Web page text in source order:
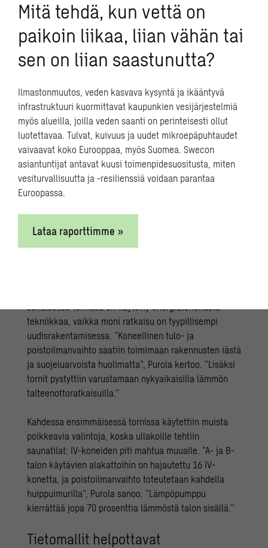
tunnin yöjäähdytyksen tavallisen 90–120 minuutin
sijaan”, Purola kertoo. Asukkaita myös neuvotaan
tekniikan käytössä ja energiasäästöissä.
Olosuhteiden varmistamiseksi LVI-suunnittelijat
asuntojen huonelämpötilat, mikä antoi yleiskuvan talon
lämpötaseesta. ”Lämmitysjärjestelmän viat paljastuvat
nopeasti, kun automaatio ilmoittaa ylläpidolle kulma-
asuntojen jäähtymisestä.”
Kohteen ikä ei estä
energiatehokkaita
JYY julkaisi vuonna 2020 Ilmastokestävyyden tiekartan,
jonka tavoitteena on hiilineutraalius vuoteen 2025
tekniikkaa, vaikka moni ratkaisu on tyypillisempi
uudisrakentamisessa. ”Koneellinen tulo- ja
poistoilmanvaihto saatiin toimimaan rakennusten iästä
ja suojeluarvoista huolimatta”, Purola kertoo. ”Lisäksi
tornit pystyttiin varustamaan nykyaikaisilla lämmön
talteenottoratkaisuilla.”
Kahdessa ensimmäisessä tornissa käytettiin muista
poikkeavia valintoja, koska ullakoille tehtiin
saunatilat: IV-koneiden piti mahtua muualle. ”A- ja B-
talon käytävien alakattoihin on hajautettu 16 IV-
konetta, ja poistoilmanvaihto toteutetaan kahdella
huippuimurilla”, Purola sanoo. ”L ämpöpumppu
kierrättää jopa 70 prosenttia lämmöstä talon sisällä.”
Tietomallit helpottavat
Mitä tehdä, kun vettä on
paikoin liikaa, liian vähän tai
sen on liian saastunutta?
Ilmastonmuutos, veden kasvava kysyntä ja ikääntyvä
infrastruktuuri kuormittavat kaupunkien vesijärjestelmiä
myös alueilla, joilla veden saanti on perinteisesti ollut
luotettavaa. Tulvat, kuivuus ja uudet mikroepäpuhtaudet
vaivaavat koko Eurooppaa, myös Suomea. Swecon
asiantuntijat antavat kuusi toimenpidesuositusta, miten
vesiturvallisuutta ja -resilienssiä voidaan parantaa
Euroopassa.
Lataa raporttimme »